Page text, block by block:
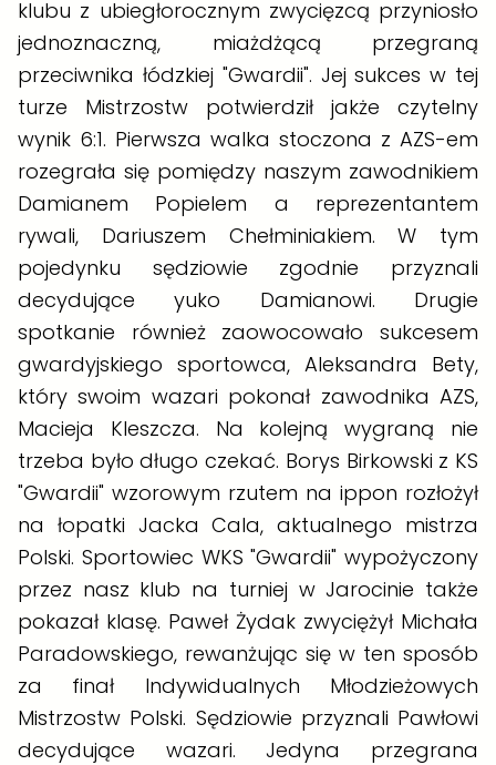
klubu z ubiegłorocznym zwycięzcą przyniosło
jednoznaczną, miażdżącą przegraną
przeciwnika łódzkiej "Gwardii". Jej sukces w tej
turze Mistrzostw potwierdził jakże czytelny
wynik 6:1. Pierwsza walka stoczona z AZS-em
rozegrała się pomiędzy naszym zawodnikiem
Damianem Popielem a reprezentantem
rywali, Dariuszem Chełminiakiem. W tym
pojedynku sędziowie zgodnie przyznali
decydujące yuko Damianowi. Drugie
spotkanie również zaowocowało sukcesem
gwardyjskiego sportowca, Aleksandra Bety,
który swoim wazari pokonał zawodnika AZS,
Macieja Kleszcza. Na kolejną wygraną nie
trzeba było długo czekać. Borys Birkowski z KS
"Gwardii" wzorowym rzutem na ippon rozłożył
na łopatki Jacka Cala, aktualnego mistrza
Polski. Sportowiec WKS "Gwardii" wypożyczony
przez nasz klub na turniej w Jarocinie także
pokazał klasę. Paweł Żydak zwyciężył Michała
Paradowskiego, rewanżując się w ten sposób
za finał Indywidualnych Młodzieżowych
Mistrzostw Polski. Sędziowie przyznali Pawłowi
decydujące wazari. Jedyna przegrana